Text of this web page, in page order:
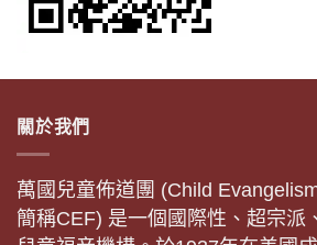
關於我們
萬國兒童佈道團 (Child
簡稱CEF) 是一個國際性、超宗派